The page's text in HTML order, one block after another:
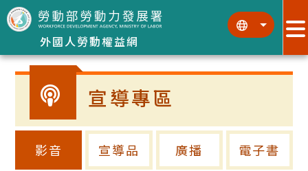
跳到主要內容區塊
外國人勞動權益網
::: :::
宣導專區
影音 宣導品 廣播 電子書